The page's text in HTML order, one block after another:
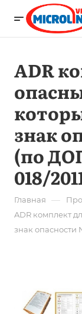
ADR
знак
(по
018/
Главная —
ADR комплект
знак опасности